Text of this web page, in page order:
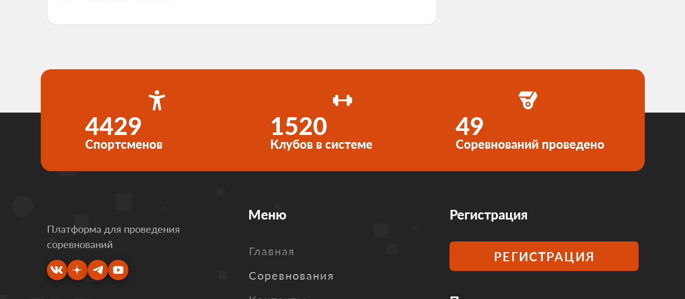
4429
Спортсменов
1520
Клубов в системе
49
Соревнований проведено
Платформа для проведения
соревнований
Меню
Главная
Соревнования
Регистрация
РЕГИСТРАЦИЯ